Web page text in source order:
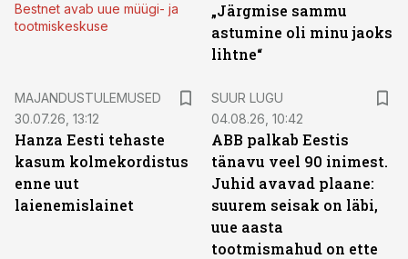
Bestnet avab uue müügi- ja
tootmiskeskuse
„Järgmise sammu
astumine oli minu jaoks
lihtne“
MAJANDUSTULEMUSED
30.07.26, 13:12
Hanza Eesti tehaste
kasum kolmekordistus
enne uut
laienemislainet
SUUR LUGU
04.08.26, 10:42
ABB palkab Eestis
tänavu veel 90 inimest.
Juhid avavad plaane:
suurem seisak on läbi,
uue aasta
tootmismahud on ette